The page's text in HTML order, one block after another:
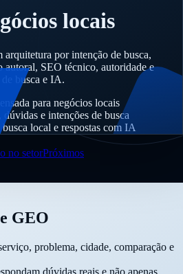
locais
arquitetura por intenção de busca,
autoral, SEO técnico, autoridade e
busca e IA.
para negócios locais
dúvidas e intenções de busca
busca local e respostas com IA
no setorPróximos
GEO
problema, cidade, comparação e
dúvidas reais e não apenas